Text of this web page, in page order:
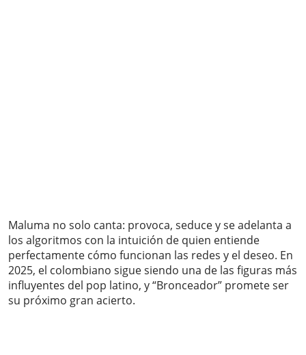
Maluma no solo canta: provoca, seduce y se adelanta a
los algoritmos con la intuición de quien entiende
perfectamente cómo funcionan las redes y el deseo. En
2025, el colombiano sigue siendo una de las figuras más
influyentes del pop latino, y “Bronceador” promete ser
su próximo gran acierto.